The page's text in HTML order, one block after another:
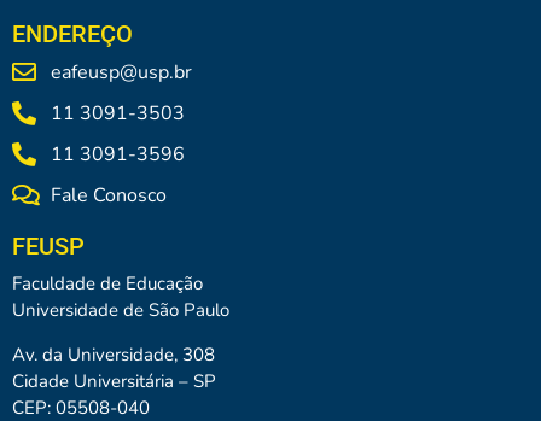
ENDEREÇO
eafeusp@usp.br
11 3091-3503
11 3091-3596
Fale Conosco
FEUSP
Faculdade de Educação
Universidade de São Paulo
Av. da Universidade, 308
Cidade Universitária – SP
CEP: 05508-040